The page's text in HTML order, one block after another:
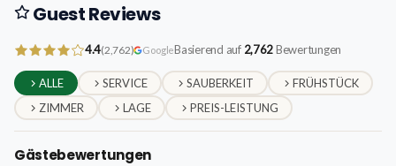
Guest Reviews
4.4(2,762) GoogleBasierend auf 2,762Bewertungen
ALLE SERVICE SAUBERKEIT
FRÜHSTÜCK
ZIMMER
LAGE PREIS-LEISTUNG
Gästebewertungen